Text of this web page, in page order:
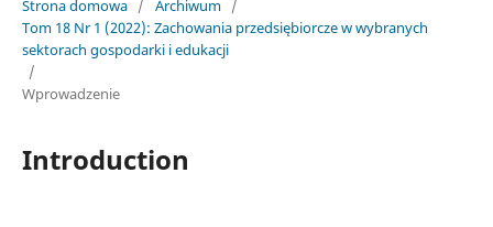
Strona domowa / Archiwum /
Tom 18 Nr 1 (2022): Zachowania przedsiębiorcze w wybranych
sektorach gospodarki i edukacji
/
Wprowadzenie
Introduction